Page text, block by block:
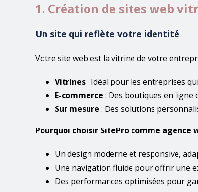
1. Création de sites web
Un site qui reflète votre identité
Votre site web est la vitrine de votre
Vitrines: Idéal pour les entreprises
E-commerce : Des boutiques en ligne
Sur mesure : Des solutions
Pourquoi choisir SitePro comme agence
Un design moderne et responsive,
Une navigation fluide pour offrir une
Des performances optimisées pour